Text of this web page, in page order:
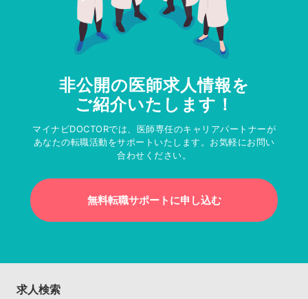
非公開の医師求人情報を
ご紹介いたします！
マイナビDOCTORでは、医師専任のキャリアパートナーが
あなたの転職活動をサポートいたします。お気軽にお問い
合わせください。
無料転職サポートに申し込む
求人検索